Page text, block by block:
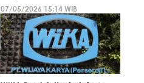
07/05/2026 15:14 WIB